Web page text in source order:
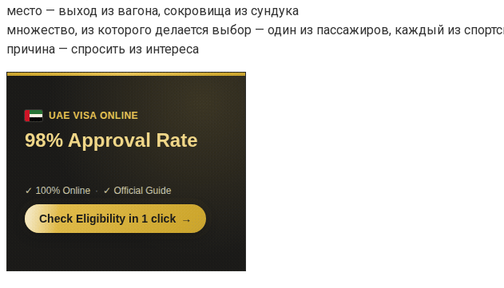
место — выход из вагона, сокровища из сундука
множество, из которого делается выбор — один из пассажиров, каждый из
причина — спросить из интереса